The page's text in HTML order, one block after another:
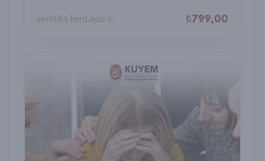
sertifika.kent.edu.tr ₺799,00